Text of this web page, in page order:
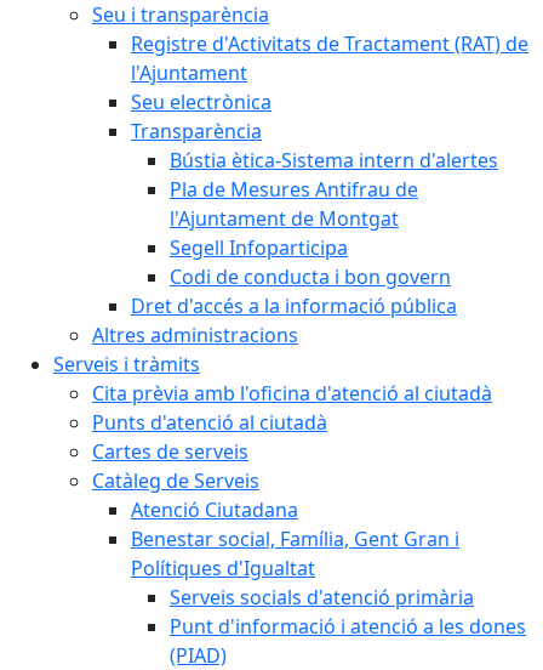
Seu i transparència
Registre d'Activitats de Tractament (RAT) de
l'Ajuntament
Seu electrònica
Transparència
Bústia ètica-Sistema intern d'alertes
Pla de Mesures Antifrau de
l'Ajuntament de Montgat
Segell Infoparticipa
Codi de conducta i bon govern
Dret d'accés a la informació pública
Altres administracions
Serveis i tràmits
Cita prèvia amb l'oficina d'atenció al ciutadà
Punts d'atenció al ciutadà
Cartes de serveis
Catàleg de Serveis
Atenció Ciutadana
Benestar social, Família, Gent Gran i
Polítiques d'Igualtat
Serveis socials d'atenció primària
Punt d'informació i atenció a les dones
(PIAD)